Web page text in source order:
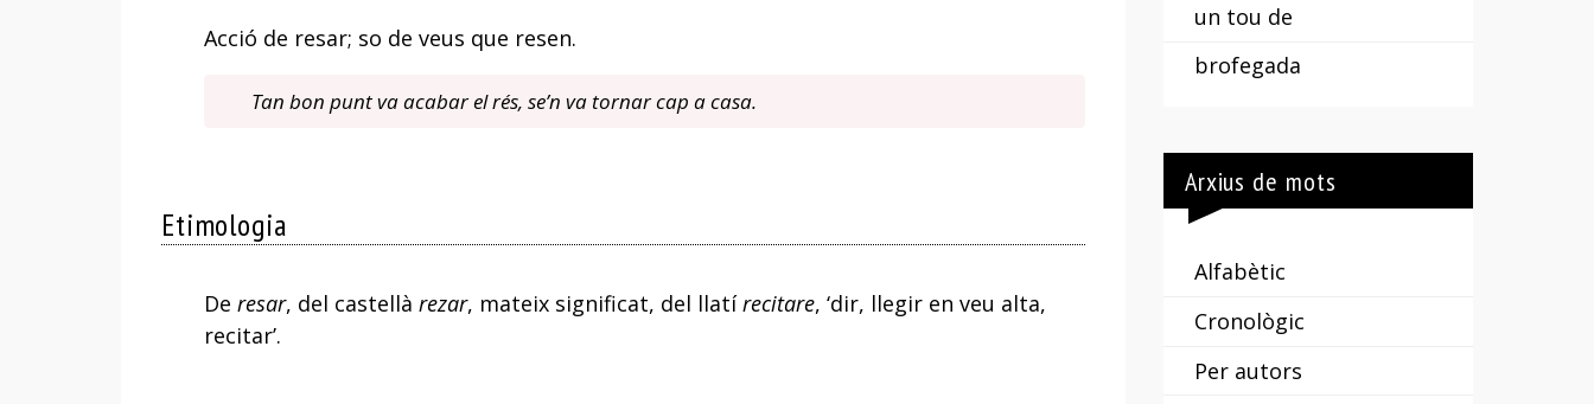
Acció de resar; so de veus que resen.
Tan bon punt va acabar el rés, se’n va tornar cap a casa.
Etimologia
De resar, del castellà rezar, mateix significat, del llatírecitare, ‘dir, llegir en veu alta,
recitar’.
un tou de
brofegada
Arxius de mots
Alfabètic
Cronològic
Per autors